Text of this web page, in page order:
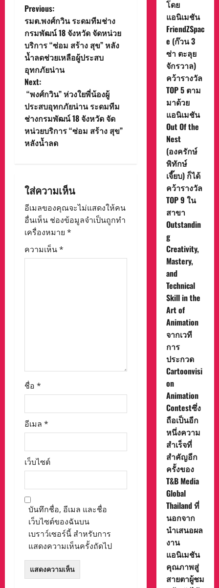
P
o
s
t
n
a
v
a
t
i
o
Previous:
รมต.พงศ์กวิน ระดมทีมช่าง
กรมพัฒน์ 18 จังหวัด จัดหน่วย
บริการ “ซ่อม สร้าง สุข” หลัง
น้ำลดช่วยเหลือผู้ประสบ
อุทกภัยน่าน
Next:
“พงศ์กวิน” ห่วงใยพี่น้องผู้
ประสบอุทกภัยน่าน ระดมทีม
ช่างกรมพัฒน์ 18 จังหวัด จัด
หน่วยบริการ “ซ่อม สร้าง สุข”
หลังน้ำลด
ใส่ความเห็น
อีเมลของคุณจะไม่แสดงให้คน
อื่นเห็น ช่องข้อมูลจำเป็นถูกทำ
เครื่องหมาย *
ความเห็น*
ชื่อ *
อีเมล *
เว็บไซต์
บันทึกชื่อ, อีเมล และชื่อ
เว็บไซต์ของฉันบน
เบราว์เซอร์นี้ สำหรับการ
แสดงความเห็นครั้งถัดไป
โดย
แอนิเมชัน
FriendZSpac
e (ก๊วน 3
ซ่า ตะลุย
จักรวาล)
คว้ารางวัล
TOP 5 ตาม
มาด้วย
แอนิเมชัน
Out Of the
Nest
(องครักษ์
พิทักษ์
เจี๊ยบ) ก็ได้
คว้ารางวัล
TOP 9 ใน
สาขา
Outstandin
g
Creativity,
Mastery,
and
Technical
Skill in the
Art of
Animation
จากเวที
การ
ประกวด
Cartoonvisi
on
Animation
Contestซึ่ง
ถือเป็นอีก
หนึ่งความ
สำเร็จที่
สำคัญอีก
ครั้งของ
T&B Media
Global
Thailand ที่
นอกจาก
นำเสนอผล
งาน
แอนิเมชัน
คุณภาพสู่
สายตาผู้ชม